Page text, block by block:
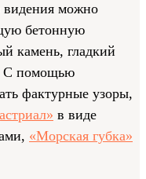
видения можно
бетонную
камень, гладкий
С помощью
фактурные узоры,
в виде
«Морская губка»